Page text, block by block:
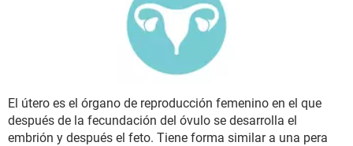
El útero es el órgano de reproducción femenino en el que
después de la fecundación del óvulo se desarrolla el
embrión y después el feto. Tiene forma similar a una pera